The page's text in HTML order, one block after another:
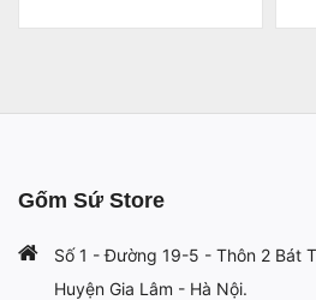
Gốm Sứ Store
Số 1 - Đường 19-5 - Thôn 2 Bát
Huyện Gia Lâm - Hà Nội.